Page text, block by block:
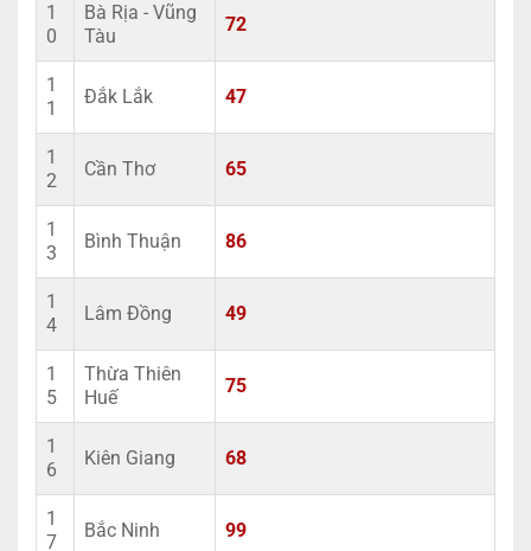
1
0
Bà Rịa - Vũng
Tàu
72
1
1
Đắk Lắk 47
1
2
Cần Thơ 65
1
3
Bình Thuận 86
1
4
Lâm Đồng 49
1
5
Thừa Thiên
Huế
75
1
6
Kiên Giang 68
1
7
Bắc Ninh 99